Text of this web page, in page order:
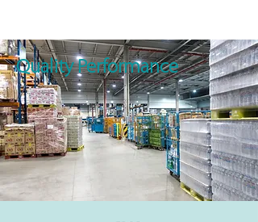
Quality Performance